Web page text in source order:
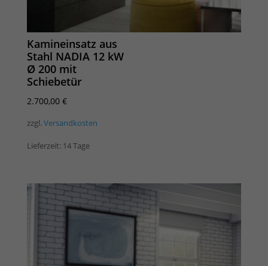
Kamineinsatz aus
Stahl NADIA 12 kW
Ø 200 mit
Schiebetür
2.700,00 €
zzgl. Versandkosten
Lieferzeit: 14 Tage